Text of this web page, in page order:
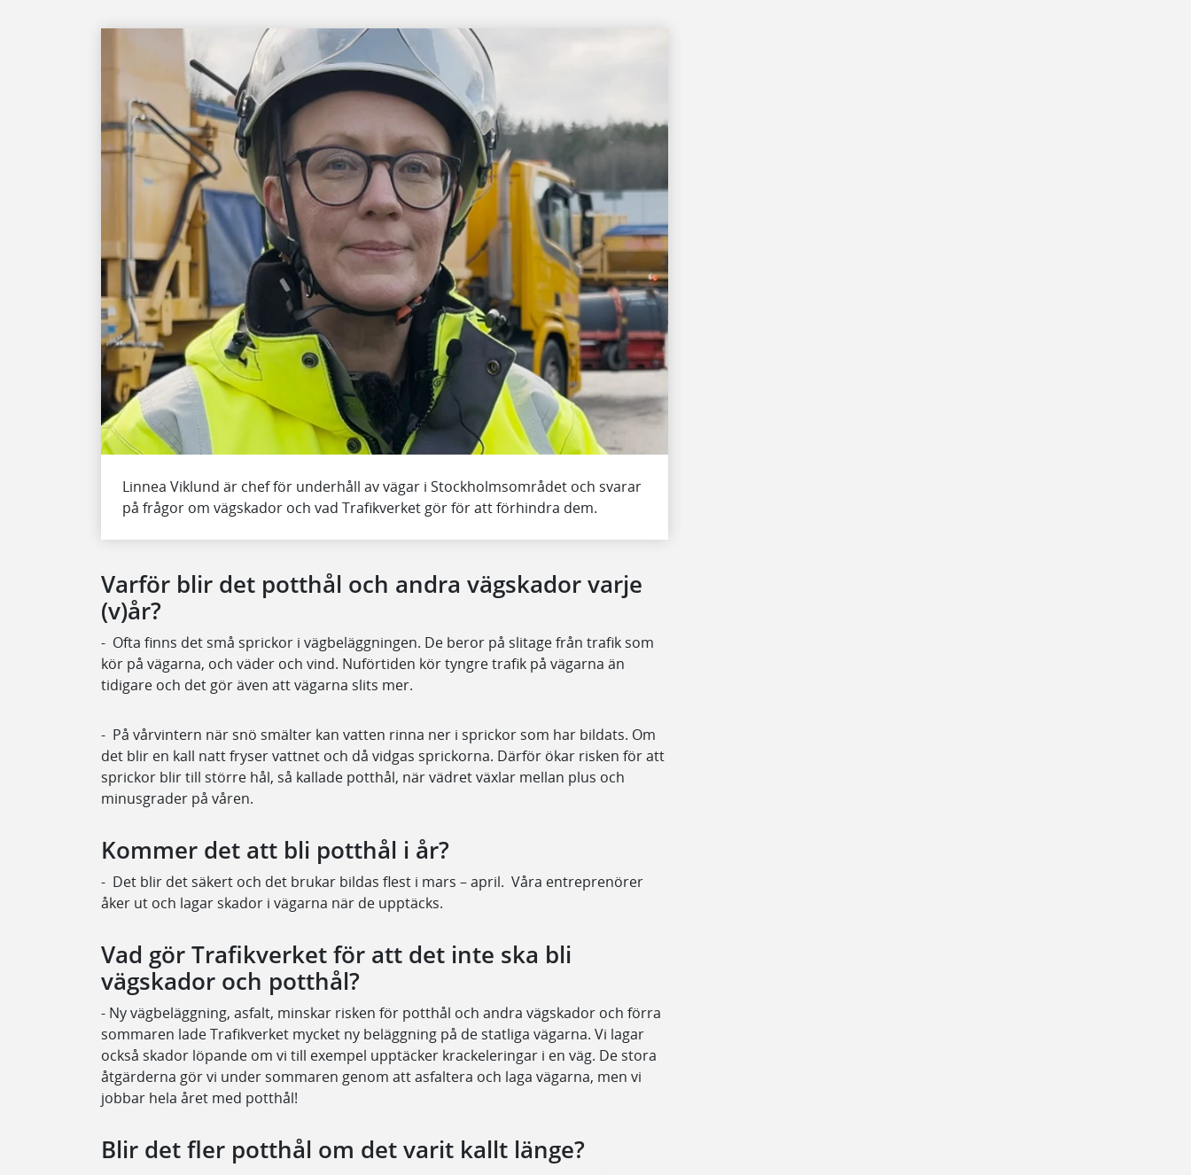
Linnea Viklund är chef för underhåll av vägar i Stockholmsområdet och svarar
på frågor om vägskador och vad Trafikverket gör för att förhindra dem.
Varför blir det potthål och andra vägskador varje
(v)år?
- Ofta finns det små sprickor i vägbeläggningen. De beror på slitage från trafik som
kör på vägarna, och väder och vind. Nuförtiden kör tyngre trafik på vägarna än
tidigare och det gör även att vägarna slits mer.
- På vårvintern när snö smälter kan vatten rinna ner i sprickor som har bildats. Om
det blir en kall natt fryser vattnet och då vidgas sprickorna. Därför ökar risken för att
sprickor blir till större hål, så kallade potthål, när vädret växlar mellan plus och
minusgrader på våren.
Kommer det att bli potthål i år?
- Det blir det säkert och det brukar bildas flest i mars – april. Våra entreprenörer
åker ut och lagar skador i vägarna när de upptäcks.
Vad gör Trafikverket för att det inte ska bli
vägskador och potthål?
- Ny vägbeläggning, asfalt, minskar risken för potthål och andra vägskador och förra
sommaren lade Trafikverket mycket ny beläggning på de statliga vägarna. Vi lagar
också skador löpande om vi till exempel upptäcker krackeleringar i en väg. De stora
åtgärderna gör vi under sommaren genom att asfaltera och laga vägarna, men vi
jobbar hela året med potthål!
Blir det fler potthål om det varit kallt länge?